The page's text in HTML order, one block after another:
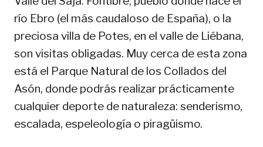
río Ebro (el más caudaloso de España), o la
preciosa villa de Potes, en el valle de Liébana,
son visitas obligadas. Muy cerca de esta zona
está el Parque Natural de los Collados del
Asón, donde podrás realizar prácticamente
cualquier deporte de naturaleza: senderismo,
escalada, espeleología o piragüismo.